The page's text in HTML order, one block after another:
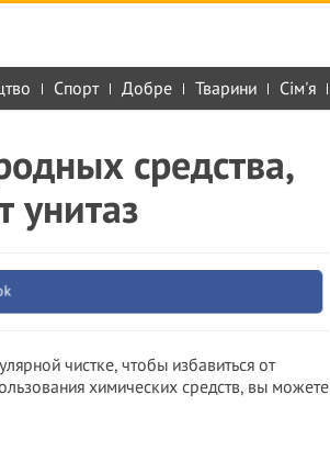
Спорт Добре Тварини Сім'я
средства,
унитаз
чистке, чтобы избавиться от
химических средств, вы можете